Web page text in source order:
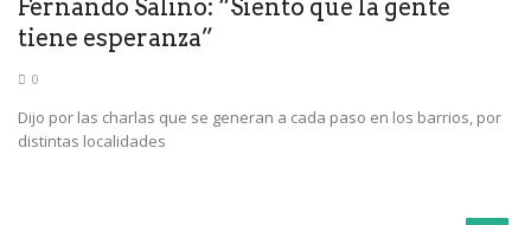
Fernando Salino: “Siento que la gente
tiene esperanza”
0
Dijo por las charlas que se generan a cada paso en los barrios, por
distintas localidades